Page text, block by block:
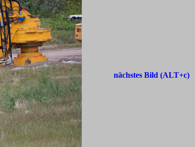
nächstes Bild (ALT+c)